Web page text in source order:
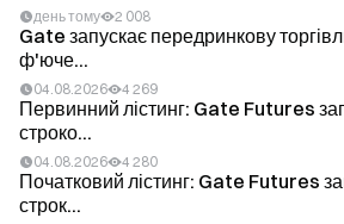
день тому 2 008
Gate запускає передринкову
ф'юче...
04.08.2026 4 269
Первинний лістинг: Gate Futures
строко...
04.08.2026 4 280
Початковий лістинг: Gate Futures
строк...